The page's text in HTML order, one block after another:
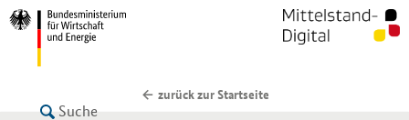
zurück zur Startseite